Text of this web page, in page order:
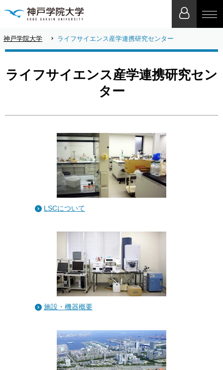
神戸学院大学 ライフサイエンス産学連携研究センター
ライフサイエンス産学連携研究セン
ター
LSCについて
施設・機器概要